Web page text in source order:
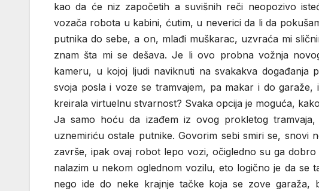
kao da će niz započetih a suvišnih reči neopozivo
vozača robota u kabini, ćutim, u neverici da li da
putnika do sebe, a on, mlađi muškarac, uzvraća mi
znam šta mi se dešava. Je li ovo probna vožnja
kameru, u kojoj ljudi naviknuti na svakakva događanja
svoja posla i voze se tramvajem, pa makar i do garaže,
kreirala virtuelnu stvarnost? Svaka opcija je moguća,
Ja samo hoću da izađem iz ovog prokletog
uznemiriću ostale putnike. Govorim sebi smiri se,
završe, ipak ovaj robot lepo vozi, očigledno su ga
nalazim u nekom oglednom vozilu, eto logično je da se
nego ide do neke krajnje tačke koja se zove garaža,